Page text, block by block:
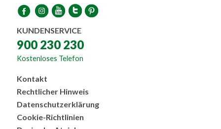
KUNDENSERVICE
900 230 230
Kostenloses Telefon
Menú
al
pie
Kontakt
Rechtlicher Hinweis
Datenschutzerklärung
Cookie-Richtlinien